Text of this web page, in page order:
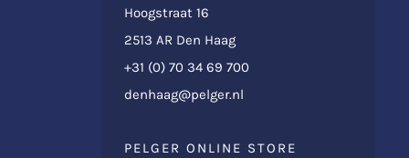
Hoogstraat 16
2513 AR Den Haag
+31 (0) 70 34 69 700
denhaag@pelger.nl
PELGER ONLINE STORE